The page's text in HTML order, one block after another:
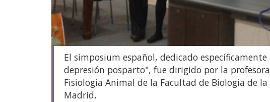
El simposium español, dedicado
depresión posparto", fue dirigido por la
Fisiología Animal de la Facultad de Biología de
Madrid,